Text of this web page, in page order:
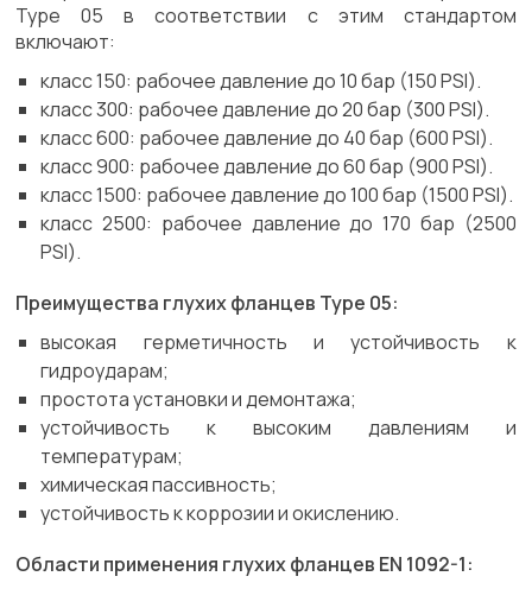
Type 05 в соответствии с этим стандартом
включают:
класс 150: рабочее давление до 10 бар (150 PSI).
класс 300: рабочее давление до 20 бар (300 PSI).
класс 600: рабочее давление до 40 бар (600 PSI).
класс 900: рабочее давление до 60 бар (900 PSI).
класс 1500: рабочее давление до 100 бар (1500 PSI).
класс 2500: рабочее давление до 170 бар (2500
PSI).
Преимущества глухих фланцев Type 05:
высокая герметичность и устойчивость к
гидроударам;
простота установки и демонтажа;
устойчивость к высоким давлениям и
температурам;
химическая пассивность;
устойчивость к коррозии и окислению.
Области применения глухих фланцев EN 1092-1: